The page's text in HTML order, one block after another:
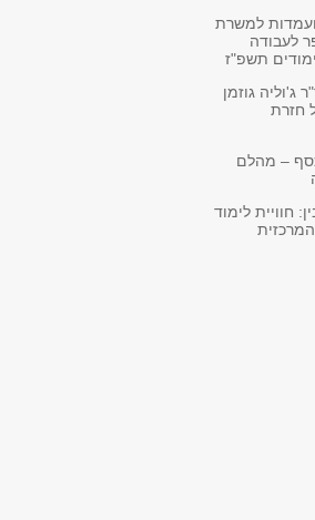
למשרת
לעבודה
תשפ"ז
ג'וליה גוזמן
חזרת
– מהלם
חוויית לימוד